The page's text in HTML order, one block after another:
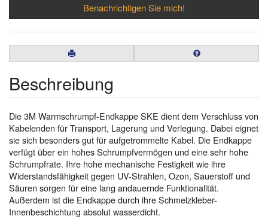
Benachrichtigen Sie mich!
Beschreibung
Die 3M Warmschrumpf-Endkappe SKE dient dem Verschluss von
Kabelenden für Transport, Lagerung und Verlegung. Dabei eignet
sie sich besonders gut für aufgetrommelte Kabel. Die Endkappe
verfügt über ein hohes Schrumpfvermögen und eine sehr hohe
Schrumpfrate. Ihre hohe mechanische Festigkeit wie ihre
Widerstandsfähigkeit gegen UV-Strahlen, Ozon, Sauerstoff und
Säuren sorgen für eine lang andauernde Funktionalität.
Außerdem ist die Endkappe durch ihre Schmelzkleber-
Innenbeschichtung absolut wasserdicht.